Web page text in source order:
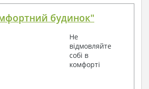
будинок"
Не
відмовляйте
собі в
комфорті